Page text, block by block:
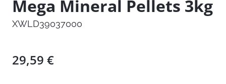
Mega Mineral Pellets 3kg
XWLD39037000
29,59 €